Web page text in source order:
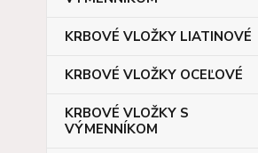
KRBOVÉ VLOŽKY LIATINOVÉ
KRBOVÉ VLOŽKY OCEĽOVÉ
KRBOVÉ VLOŽKY S
VÝMENNÍKOM